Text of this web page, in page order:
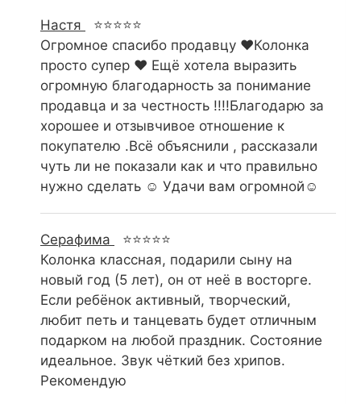
Настя
⭐⭐⭐⭐⭐
Огромное спасибо продавцу ❤️Колонка
просто супер ❤️ Ещё хотела выразить
огромную благодарность за понимание
продавца и за честность !!!!Благодарю за
хорошее и отзывчивое отношение к
покупателю .Всё объяснили , рассказали
чуть ли не показали как и что правильно
нужно сделать ☺️ Удачи вам огромной☺️
Серафима
⭐⭐⭐⭐⭐
Колонка классная, подарили сыну на
новый год (5 лет), он от неё в восторге.
Если ребёнок активный, творческий,
любит петь и танцевать будет отличным
подарком на любой праздник. Состояние
идеальное. Звук чёткий без хрипов.
Рекомендую